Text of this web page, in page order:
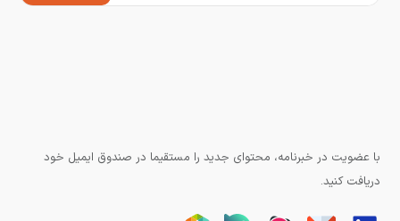
با عضویت در خبرنامه، محتوای جدید را مستقیما در صندوق ایمیل خود
دریافت کنید.